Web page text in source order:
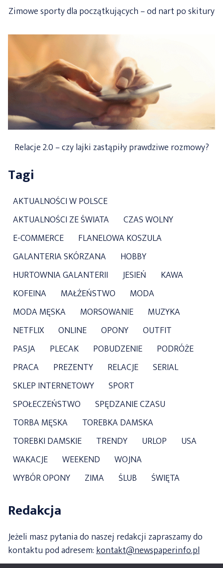
Zimowe sporty dla początkujących – od nart po skitury
Relacje 2.0 – czy lajki zastąpiły prawdziwe rozmowy?
Tagi
AKTUALNOŚCI W POLSCE
AKTUALNOŚCI ZE ŚWIATA
CZAS WOLNY
E-COMMERCE
FLANELOWA KOSZULA
GALANTERIA SKÓRZANA
HOBBY
HURTOWNIA GALANTERII
JESIEŃ
KAWA
KOFEINA
MAŁŻEŃSTWO
MODA
MODA MĘSKA
MORSOWANIE
MUZYKA
NETFLIX
ONLINE OPONY
OUTFIT
PASJA
PLECAK POBUDZENIE
PODRÓŻE
PRACA
PREZENTY RELACJE
SERIAL
SKLEP INTERNETOWY
SPORT
SPOŁECZEŃSTWO
SPĘDZANIE CZASU
TORBA MĘSKA
TOREBKA DAMSKA
TOREBKI DAMSKIE
TRENDY URLOP
USA
WAKACJE
WEEKEND
WOJNA
WYBÓR OPONY
ZIMA ŚLUB ŚWIĘTA
Redakcja
Jeżeli masz pytania do naszej redakcji zapraszamy do
kontaktu pod adresem:kontakt@newspaperinfo.pl